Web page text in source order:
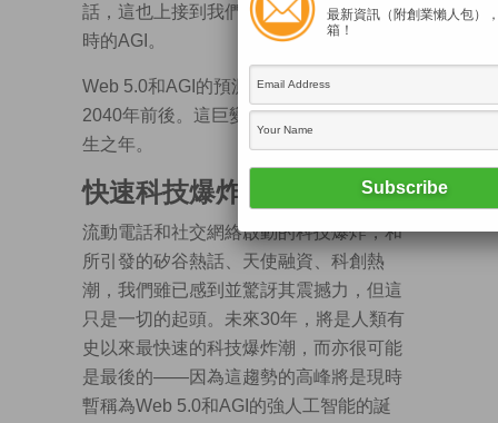
話，這也上接到我們前幾篇討論人工智能
時的AGI。
Web 5.0和AGI的預測也相當吻合，大約是
2040年前後。這巨變將會是發生在我們有
生之年。
快速科技爆炸潮
流動電話和社交網絡啟動的科技爆炸，和
所引發的矽谷熱話、天使融資、科創熱
潮，我們雖已感到並驚訝其震撼力，但這
只是一切的起頭。未來30年，將是人類有
史以來最快速的科技爆炸潮，而亦很可能
是最後的——因為這趨勢的高峰將是現時
暫稱為Web 5.0和AGI的強人工智能的誕
最新資訊（附創業懶人包）
箱！